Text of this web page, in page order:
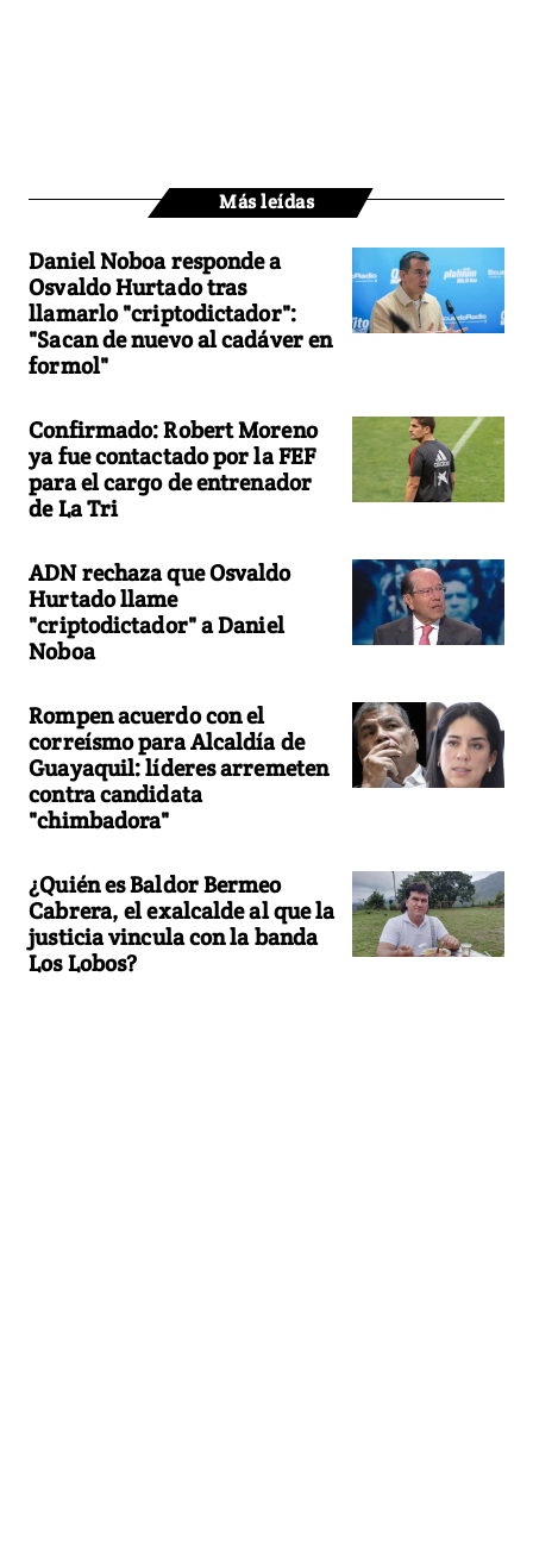
Más leídas
Daniel Noboa responde a
Osvaldo Hurtado tras
llamarlo "criptodictador":
"Sacan de nuevo al cadáver en
formol"
Confirmado: Robert Moreno
ya fue contactado por la FEF
para el cargo de entrenador
de La Tri
ADN rechaza que Osvaldo
Hurtado llame
"criptodictador" a Daniel
Noboa
Rompen acuerdo con el
correísmo para Alcaldía de
Guayaquil: líderes arremeten
contra candidata
"chimbadora"
¿Quién es Baldor Bermeo
Cabrera, el exalcalde al que la
justicia vincula con la banda
Los Lobos?